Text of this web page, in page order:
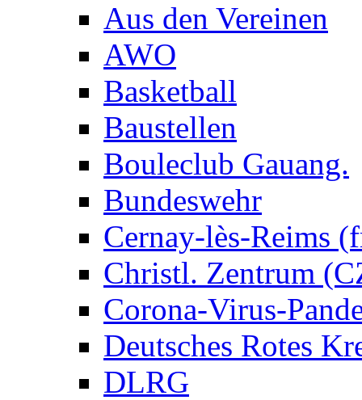
Aus den Vereinen
AWO
Basketball
Baustellen
Bouleclub Gauang.
Bundeswehr
Cernay-lès-Reims
Christl. Zentrum
Corona-Virus-
Deutsches Rotes
DLRG